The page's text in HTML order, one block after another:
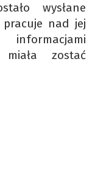
wysłane
pracuje nad jej
zostać